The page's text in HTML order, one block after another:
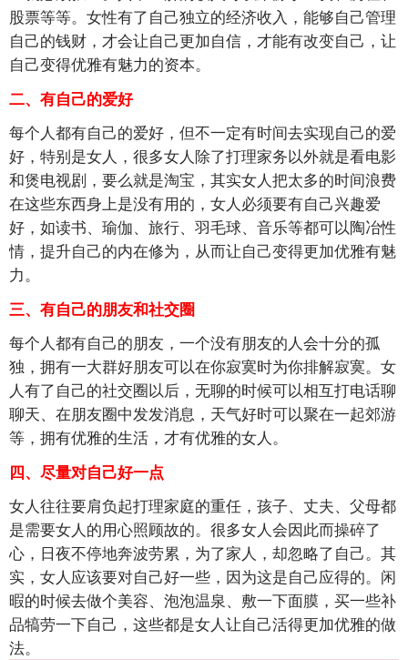
股票等等。女性有了自己独立的经济收入，能够自己管理
自己的钱财，才会让自己更加自信，才能有改变自己，让
自己变得优雅有魅力的资本。
二、有自己的爱好
每个人都有自己的爱好，但不一定有时间去实现自己的爱
好，特别是女人，很多女人除了打理家务以外就是看电影
和煲电视剧，要么就是淘宝，其实女人把太多的时间浪费
在这些东西身上是没有用的，女人必须要有自己兴趣爱
好，如读书、瑜伽、旅行、羽毛球、音乐等都可以陶冶性
情，提升自己的内在修为，从而让自己变得更加优雅有魅
力。
三、有自己的朋友和社交圈
每个人都有自己的朋友，一个没有朋友的人会十分的孤
独，拥有一大群好朋友可以在你寂寞时为你排解寂寞。女
人有了自己的社交圈以后，无聊的时候可以相互打电话聊
聊天、在朋友圈中发发消息，天气好时可以聚在一起郊游
等，拥有优雅的生活，才有优雅的女人。
四、尽量对自己好一点
女人往往要肩负起打理家庭的重任，孩子、丈夫、父母都
是需要女人的用心照顾故的。很多女人会因此而操碎了
心，日夜不停地奔波劳累，为了家人，却忽略了自己。其
实，女人应该要对自己好一些，因为这是自己应得的。闲
暇的时候去做个美容、泡泡温泉、敷一下面膜，买一些补
品犒劳一下自己，这些都是女人让自己活得更加优雅的做
法。